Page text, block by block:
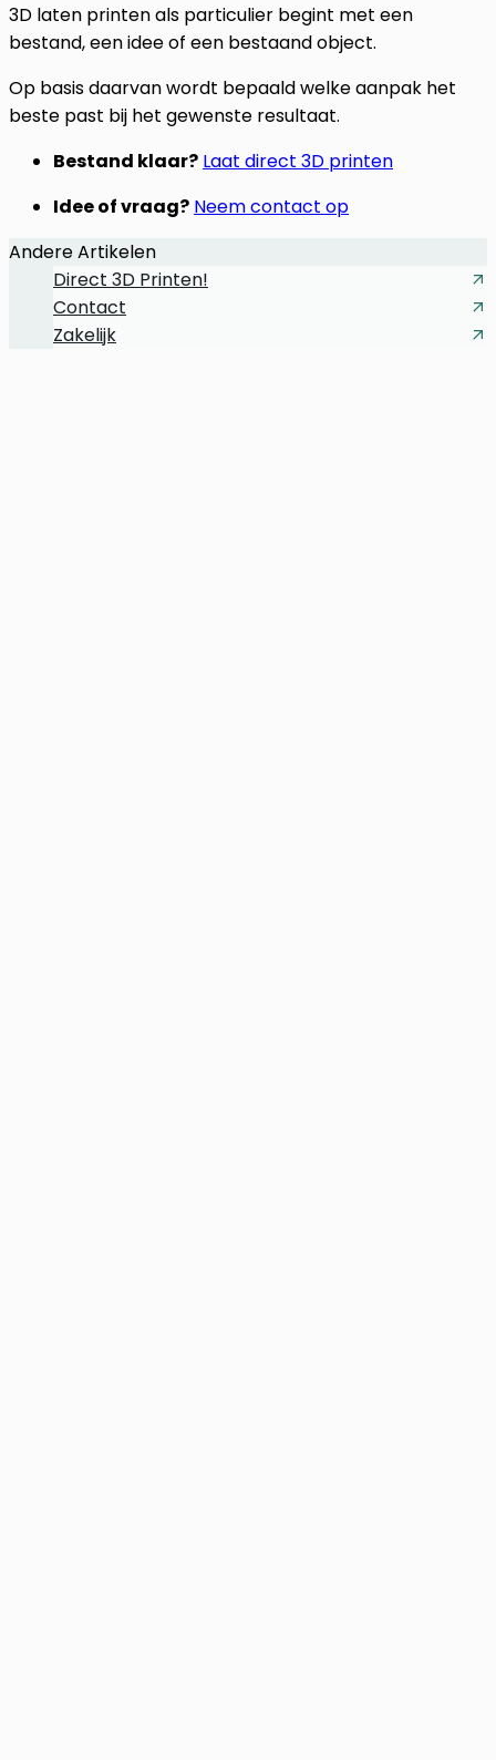
3D laten printen als particulier begint met een
bestand, een idee of een bestaand object.
Op basis daarvan wordt bepaald welke aanpak het
beste past bij het gewenste resultaat.
Bestand klaar? Laat direct 3D printen
Idee of vraag? Neem contact op
Andere Artikelen
Direct 3D Printen!
Contact
Zakelijk